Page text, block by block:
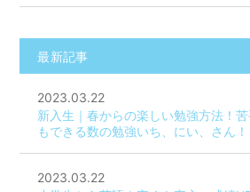
最新記事
2023.03.22
新入生｜春からの楽しい勉強方法！
もできる数の勉強いち、にい、さん！
2023.03.22